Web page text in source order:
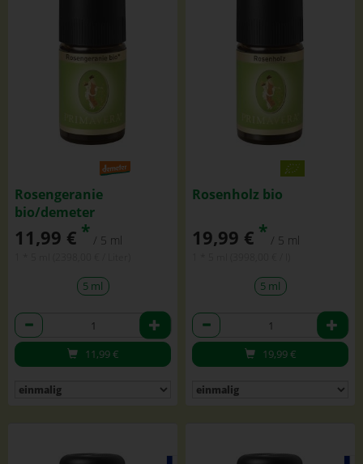
Rosengeranie
bio/demeter
11,99 € * / 5 ml
5 ml
Anzahl
11,99€
Rosenholz bio
19,99 € * / 5 ml
5 ml
Anzahl
19,99€